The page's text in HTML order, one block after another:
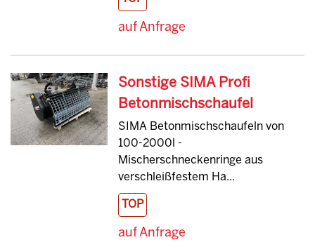
auf Anfrage
Sonstige SIMA Profi
Betonmischschaufel
SIMA Betonmischschaufeln von
100-2000l -
Mischerschneckenringe aus
verschleißfestem Ha...
TOP
auf Anfrage